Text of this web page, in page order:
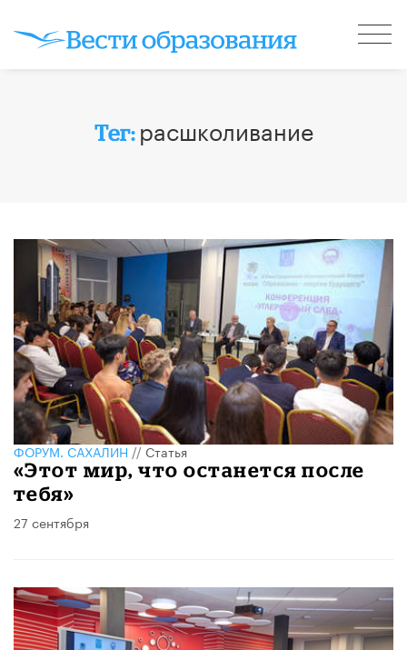
Тег: расшколивание
ФОРУМ. САХАЛИН//Статья
«Этот мир, что останется после
тебя»
27 сентября